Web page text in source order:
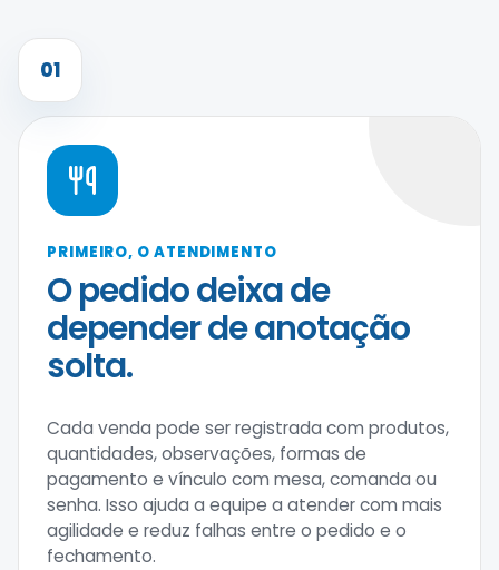
01
PRIMEIRO, O ATENDIMENTO
O pedido deixa de
depender de anotação
solta.
Cada venda pode ser registrada com produtos,
quantidades, observações, formas de
pagamento e vínculo com mesa, comanda ou
senha. Isso ajuda a equipe a atender com mais
agilidade e reduz falhas entre o pedido e o
fechamento.